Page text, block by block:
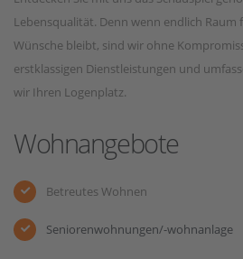
Lebensqualität. Denn wenn endlich
Wünsche bleibt, sind wir ohne
erstklassigen Dienstleistungen und
wir Ihren Logenplatz.
Wohnangebote
Betreutes Wohnen
Seniorenwohnungen/-wohnanlage